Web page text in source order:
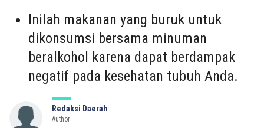
Inilah makanan yang buruk untuk
dikonsumsi bersama minuman
beralkohol karena dapat berdampak
negatif pada kesehatan tubuh Anda.
Redaksi Daerah
Author